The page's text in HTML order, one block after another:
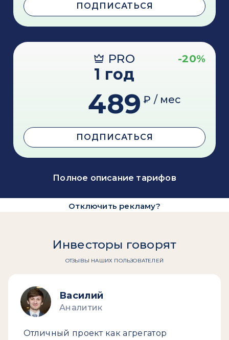
ПОДПИСАТЬСЯ
PRO -20%
1 год
489 ₽ / мес
ПОДПИСАТЬСЯ
Полное описание тарифов
Отключить рекламу?
Инвесторы говорят
ОТЗЫВЫ НАШИХ ПОЛЬЗОВАТЕЛЕЙ
Василий
Аналитик
Отличный проект как агрегатор